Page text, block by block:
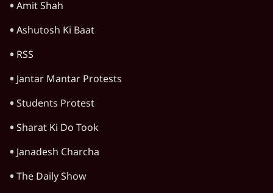
Amit Shah
Ashutosh Ki Baat
RSS
Jantar Mantar Protests
Students Protest
Sharat Ki Do Took
Janadesh Charcha
The Daily Show